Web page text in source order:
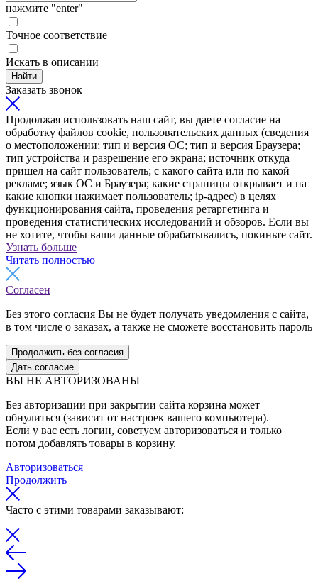
нажмите "enter"
Точное соответствие
Искать в описании
Найти
Заказать звонок
Продолжая использовать наш сайт, вы даете согласие на
обработку файлов cookie, пользовательских данных (сведения
о местоположении; тип и версия ОС; тип и версия Браузера;
тип устройства и разрешение его экрана; источник откуда
пришел на сайт пользователь; с какого сайта или по какой
рекламе; язык ОС и Браузера; какие страницы открывает и на
какие кнопки нажимает пользователь; ip-адрес) в целях
функционирования сайта, проведения ретаргетинга и
проведения статистических исследований и обзоров. Если вы
не хотите, чтобы ваши данные обрабатывались, покиньте сайт.
Узнать больше
Читать полностью
Согласен
Без этого согласия Вы не будет получать уведомления с сайта,
в том числе о заказах, а также не сможете восстановить пароль
Продолжить без согласия
Дать согласие
ВЫ НЕ АВТОРИЗОВАНЫ
Без авторизации при закрытии сайта корзина может
обнулиться (зависит от настроек вашего компьютера).
Если у вас есть логин, советуем авторизоваться и только
потом добавлять товары в корзину.
Авторизоваться
Продолжить
Часто с этими товарами заказывают: